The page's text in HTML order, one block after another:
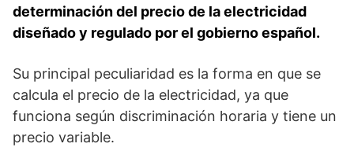
determinación del precio de la electricidad
diseñado y regulado por el gobierno español.
Su principal peculiaridad es la forma en que se
calcula el precio de la electricidad, ya que
funciona según discriminación horaria y tiene un
precio variable.